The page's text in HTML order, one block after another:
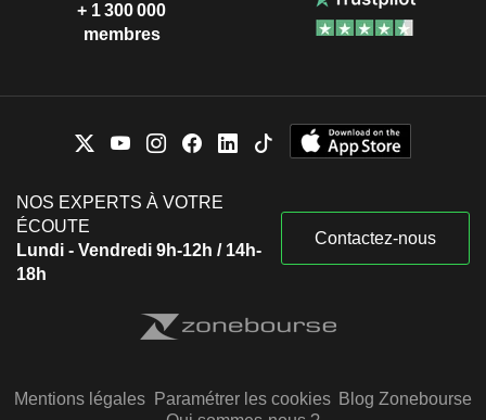
+ 1 300 000
membres
NOS EXPERTS À VOTRE
ÉCOUTE
Lundi - Vendredi 9h-12h / 14h-
18h
Contactez-nous
Mentions légales Paramétrer les cookies Blog Zonebourse